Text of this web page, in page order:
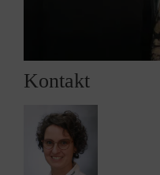
Kontakt